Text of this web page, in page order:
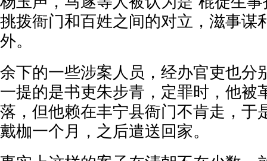
挑拨衙门和百姓之间的对立，滋事谋
外。
余下的一些涉案人员，经办官吏也分
一提的是书吏朱步青，定罪时，他被
落，但他赖在丰宁县衙门不肯走，于
戴枷一个月，之后遣送回家。